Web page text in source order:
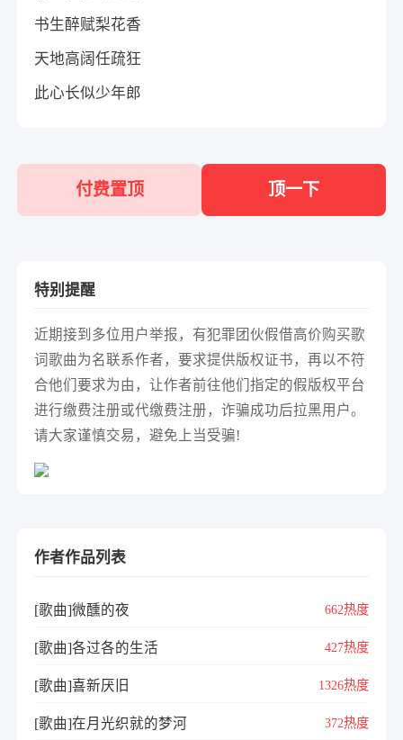
书生醉赋梨花香
天地高阔任疏狂
此心长似少年郎
付费置顶 顶一下
特别提醒
近期接到多位用户举报，有犯罪团伙假借高价购买歌
词歌曲为名联系作者，要求提供版权证书，再以不符
合他们要求为由，让作者前往他们指定的假版权平台
进行缴费注册或代缴费注册，诈骗成功后拉黑用户。
请大家谨慎交易，避免上当受骗!
作者作品列表
[歌曲]微醺的夜 662热度
[歌曲]各过各的生活 427热度
[歌曲]喜新厌旧 1326热度
[歌曲]在月光织就的梦河 372热度